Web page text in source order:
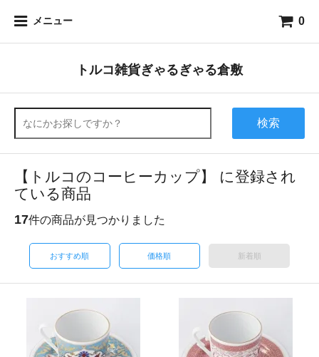
メニュー 0
トルコ雑貨ぎゃるぎゃる倉敷
検索
【トルコのコーヒーカップ】 に登録され
ている商品
17件の商品が見つかりました
おすすめ順 価格順 新着順